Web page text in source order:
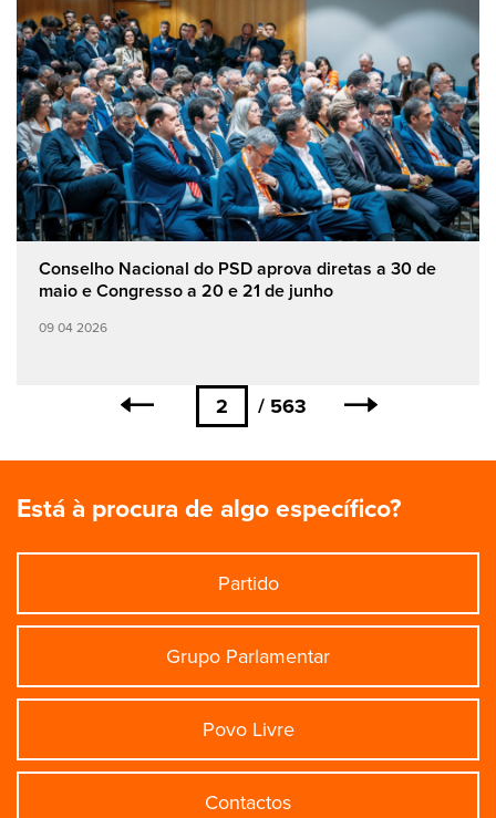
Conselho Nacional do PSD aprova diretas a 30 de
maio e Congresso a 20 e 21 de junho
09 04 2026
Página
Página
atual
2 563
Próxima
Está à procura de algo específico?
Partido
Grupo Parlamentar
Povo Livre
Contactos